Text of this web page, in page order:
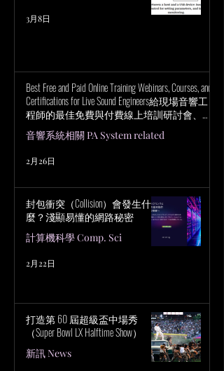
3月8日
Best Free and Paid Online Training Webinars, Courses, and
Certifications for Live Sound Engineers給現場音響工
程師的最佳免費與付費線上培訓研討會、課
程與認證
音響系統相關 PA System related
2月26日
封包衝突（Collision）會發生什
麼？淺顯易懂的網路秘密
計算機科學 Comp. Sci
2月22日
打造第 60 屆超級盃中場秀
（Super Bowl LX Halftime Show）
新訊 News